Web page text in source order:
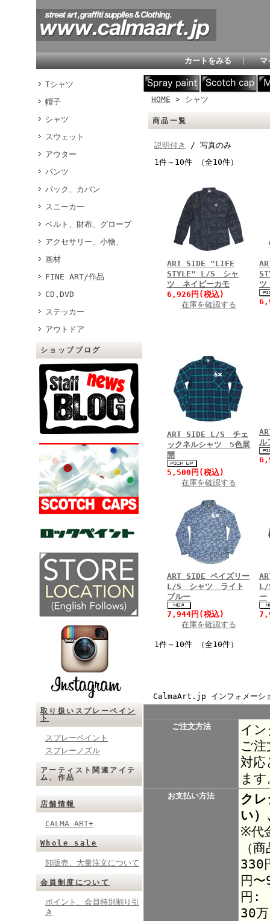
カートをみる ｜ マ
Tシャツ
帽子
シャツ
スウェット
アウター
パンツ
バック、カバン
スニーカー
ベルト、財布、グローブ
アクセサリー、小物、
画材
FINE ART/作品
CD,DVD
ステッカー
アウトドア
ショップブログ
取り扱いスプレーペイン
ト
スプレーペイント
スプレーノズル
アーティスト関連アイテ
ム、作品
店舗情報
CALMA ART+
Whole sale
卸販売、大量注文について
会員制度について
ポイント、会員特別割り引
き
HOME > シャツ
商品一覧
説明付き
/ 写真のみ
1件～10件 （全10件）
ART SIDE "LIFE
STYLE" L/S シャ
ツ ネイビーカモ
6,926円(税込)
在庫を確認する
ツ
ART SIDE L/S チェ
ックネルシャツ 5色展
開
5,500円(税込)
在庫を確認する
ル
ART SIDE ペイズリー
L/S シャツ ライト
ブルー
7,944円(税込)
在庫を確認する
L/
ー
1件～10件 （全10件）
CalmaArt.jp インフォメーシ
ご注文方法
イ
ご
対
ま
お支払い方法
ク
い）
※代
（
330
円
円:
30